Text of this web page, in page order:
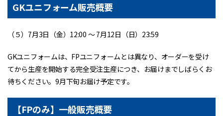
GKユニフォーム販売概要
（５）7月3日（金）12:00 ～ 7月12日（日）23:59
GKユニフォームは、FPユニフォームとは異なり、オーダーを受け
てから生産を開始する完全受注生産につき、お届けまでしばらくお
待ちください。9月下旬お届け予定です。
【FPのみ】一般販売概要